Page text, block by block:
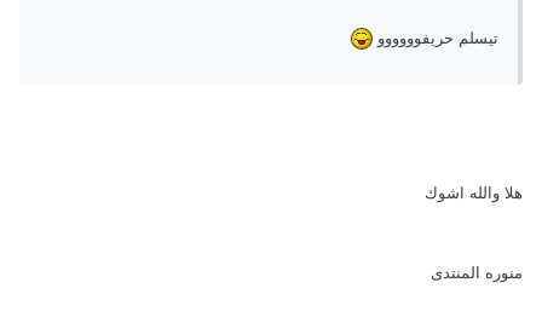
تيسلم حريفوووووو
هلا والله اشوك
منوره المنتدى